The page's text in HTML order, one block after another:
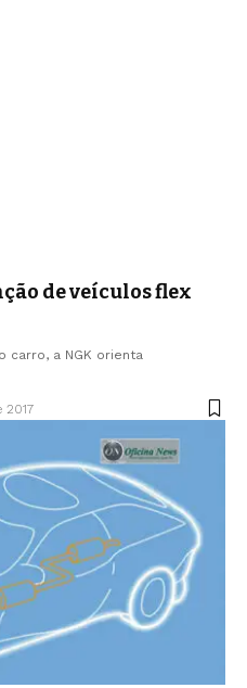
de veículos flex
carro, a NGK orienta
2017